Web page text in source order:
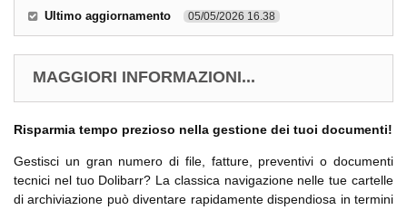
Ultimo aggiornamento 05/05/2026 16.38
MAGGIORI INFORMAZIONI...
Risparmia tempo prezioso nella gestione dei tuoi documenti!
Gestisci un gran numero di file, fatture, preventivi o documenti
tecnici nel tuo Dolibarr? La classica navigazione nelle tue cartelle
di archiviazione può diventare rapidamente dispendiosa in termini